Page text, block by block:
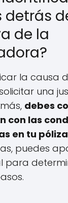
detrás
de la
la causa
una
debes
con las
en tu póliza
puedes
para